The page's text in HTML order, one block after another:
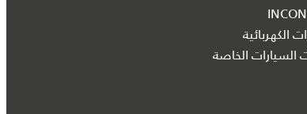
الكهربائية
السيارات الخاصة